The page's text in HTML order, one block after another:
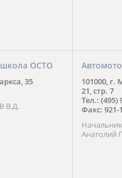
ОСТО
35
В.Д.
101000, г.
21, стр. 7
Тел.: (495)
Факс: 921-
Анатолий